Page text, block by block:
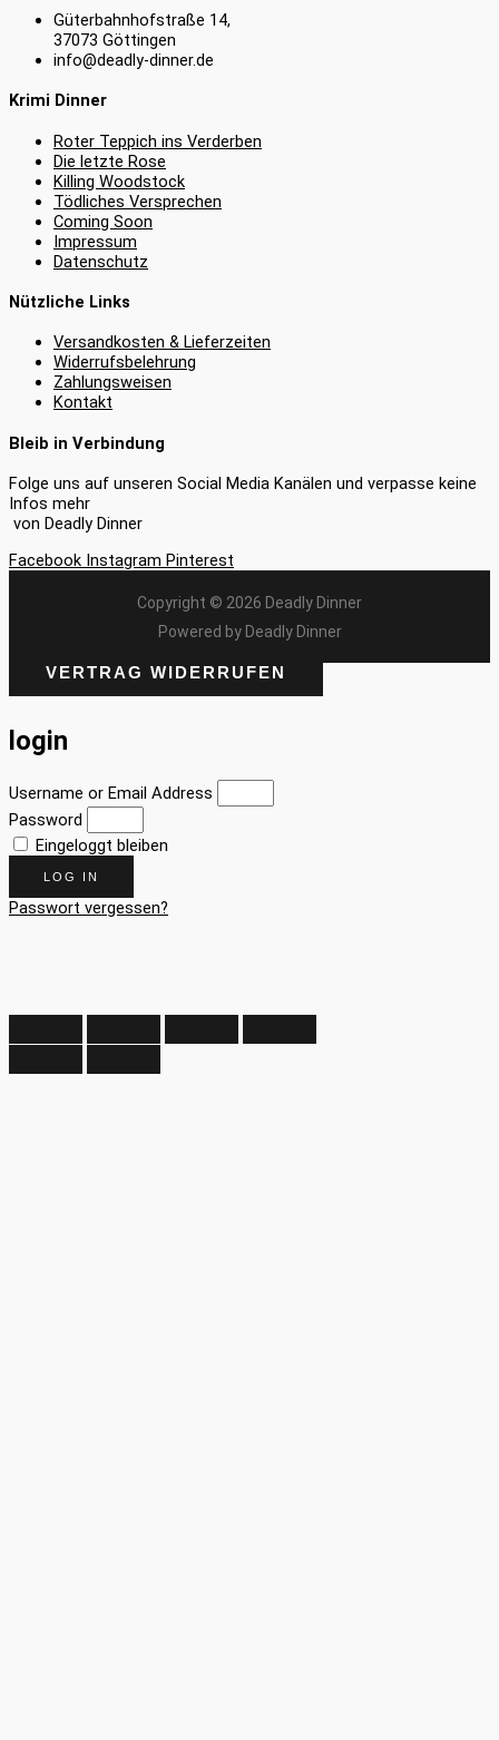
Güterbahnhofstraße 14,
37073 Göttingen
info@deadly-dinner.de
Krimi Dinner
Roter Teppich ins Verderben
Die letzte Rose
Killing Woodstock
Tödliches Versprechen
Coming Soon
Impressum
Datenschutz
Nützliche Links
Versandkosten & Lieferzeiten
Widerrufsbelehrung
Zahlungsweisen
Kontakt
Bleib in Verbindung
Folge uns auf unseren Social Media Kanälen und verpasse keine
Infos mehr
von Deadly Dinner
Facebook Instagram Pinterest
Copyright © 2026 Deadly Dinner
Powered by Deadly Dinner
VERTRAG WIDERRUFEN
login
Username or Email Address
Password
Eingeloggt bleiben
LOG IN
Passwort vergessen?